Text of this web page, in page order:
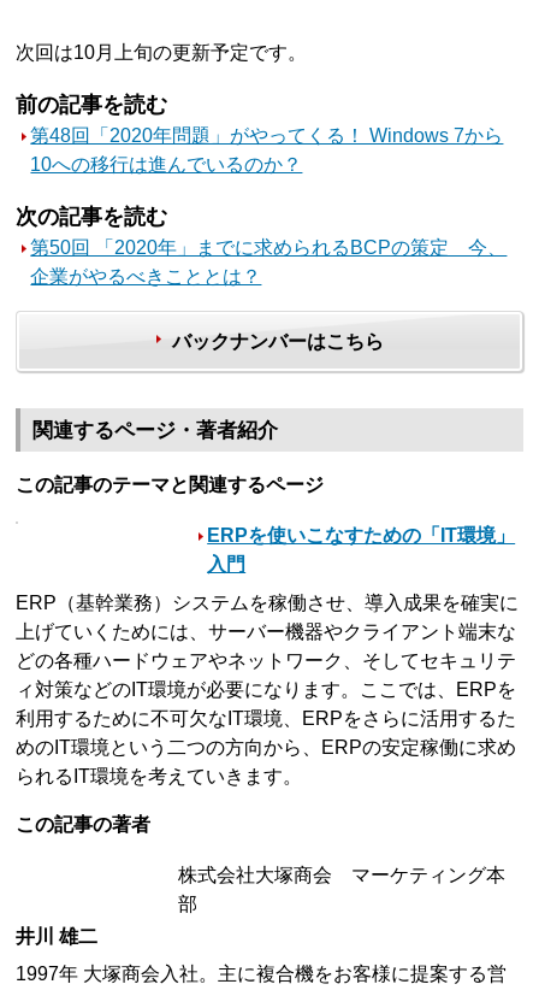
次回は10月上旬の更新予定です。
前の記事を読む
第48回「2020年問題」がやってくる！ Windows 7から
10への移行は進んでいるのか？
次の記事を読む
第50回 「2020年」までに求められるBCPの策定 今、
企業がやるべきこととは？
バックナンバーはこちら
関連するページ・著者紹介
この記事のテーマと関連するページ
ERPを使いこなすための「IT環境」
入門
ERP（基幹業務）システムを稼働させ、導入成果を確実に
上げていくためには、サーバー機器やクライアント端末な
どの各種ハードウェアやネットワーク、そしてセキュリテ
ィ対策などのIT環境が必要になります。ここでは、ERPを
利用するために不可欠なIT環境、ERPをさらに活用するた
めのIT環境という二つの方向から、ERPの安定稼働に求め
られるIT環境を考えていきます。
この記事の著者
株式会社大塚商会 マーケティング本
部
井川 雄二
1997年 大塚商会入社。主に複合機をお客様に提案する営